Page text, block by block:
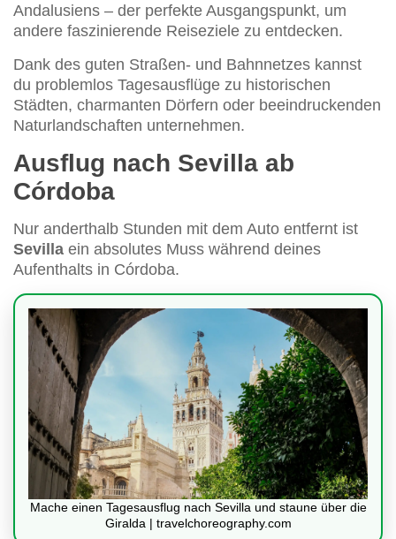
Andalusiens – der perfekte Ausgangspunkt, um
andere faszinierende Reiseziele zu entdecken.
Dank des guten Straßen- und Bahnnetzes kannst
du problemlos Tagesausflüge zu historischen
Städten, charmanten Dörfern oder beeindruckenden
Naturlandschaften unternehmen.
Ausflug nach Sevilla ab
Córdoba
Nur anderthalb Stunden mit dem Auto entfernt ist
Sevilla ein absolutes Muss während deines
Aufenthalts in Córdoba.
Mache einen Tagesausflug nach Sevilla und staune über die
Giralda | travelchoreography.com